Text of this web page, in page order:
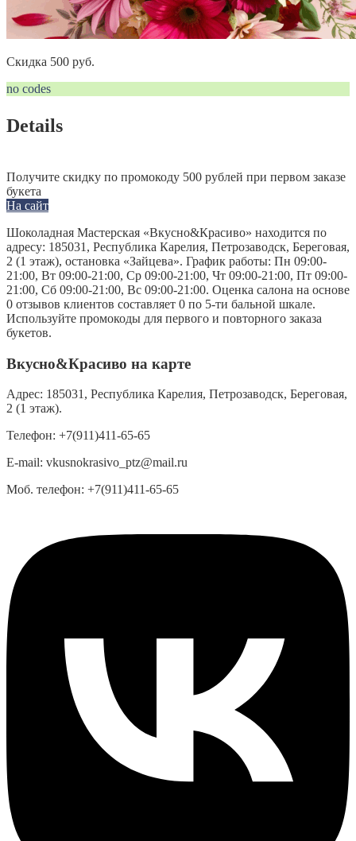
Скидка 500 руб.
no codes
Details
Получите скидку по промокоду 500 рублей при первом заказе
букета
На сайт
Шоколадная Мастерская «Вкусно&Красиво» находится по
адресу: 185031, Республика Карелия, Петрозаводск, Береговая,
2 (1 этаж), остановка «Зайцева». График работы: Пн 09:00-
21:00, Вт 09:00-21:00, Ср 09:00-21:00, Чт 09:00-21:00, Пт 09:00-
21:00, Сб 09:00-21:00, Вс 09:00-21:00. Оценка салона на основе
0 отзывов клиентов составляет 0 по 5-ти бальной шкале.
Используйте промокоды для первого и повторного заказа
букетов.
Вкусно&Красиво на карте
Адрес: 185031, Республика Карелия, Петрозаводск, Береговая,
2 (1 этаж).
Телефон: +7(911)411-65-65
E-mail: vkusnokrasivo_ptz@mail.ru
Моб. телефон: +7(911)411-65-65